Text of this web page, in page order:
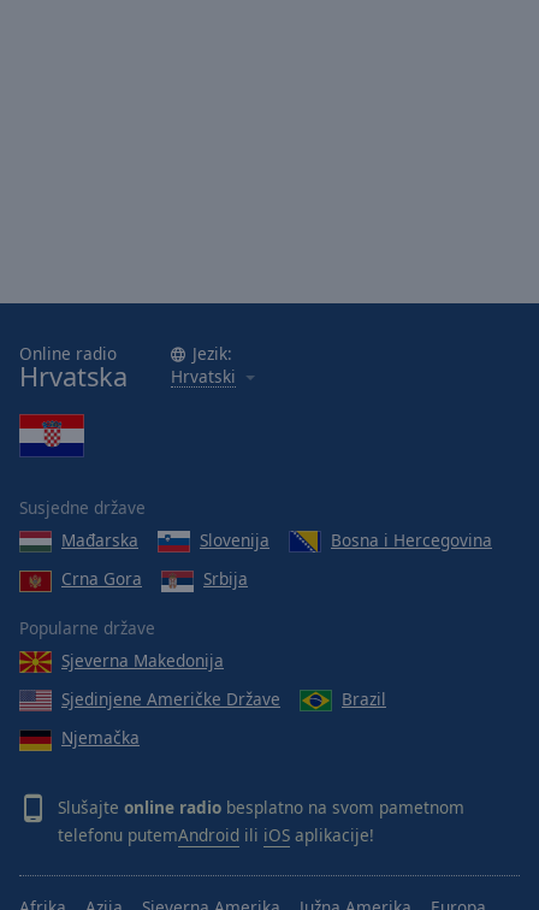
Online radio
Hrvatska
Jezik:
Hrvatski
Susjedne države
Mađarska
Slovenija
Bosna i Hercegovina
Crna Gora
Srbija
Popularne države
Sjeverna Makedonija
Sjedinjene Američke Države
Brazil
Njemačka
Slušajte online radio besplatno na svom pametnom
telefonu putemAndroid ili iOS aplikacije!